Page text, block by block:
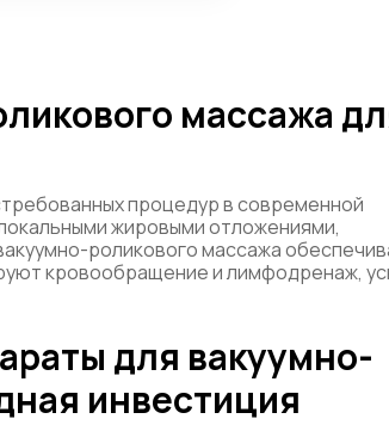
массажа
процедур в современной
жировыми отложениями,
роликового массажа
кровообращение и лимфодренаж,
для вакуумно-
инвестиция